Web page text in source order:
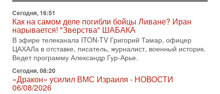
Сегодня, 16:51
Как на самом деле погибли бойцы Ливане? Иран
нарывается! "Зверства" ШАБАКА
В эфире телеканала ITON-TV Григорий Тамар, офицер
ЦАХАЛа в отставке, писатель, журналист, военный историк.
Ведет программу Александр Гур-Арье.
Сегодня, 08:20
«Дракон» усилил ВМС Израиля - НОВОСТИ
06/08/2026